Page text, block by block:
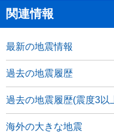
関連情報
最新の地震情報
過去の地震履歴
過去の地震履歴(震度3以
海外の大きな地震